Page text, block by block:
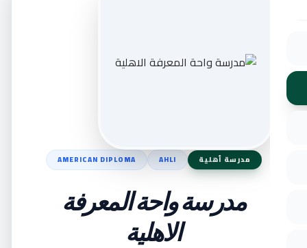
مدرسة أهلية AHLI
AMERICAN DIPLOMA
مدرسة واحة المعرفة
الاهلية